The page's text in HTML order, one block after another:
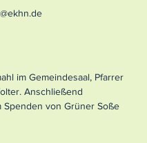
im Gemeindesaal, Pfarrer
Anschließend
Spenden von Grüner Soße